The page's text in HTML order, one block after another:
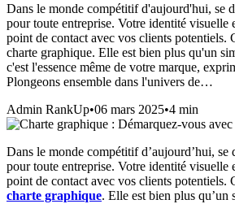
Dans le monde compétitif d'aujourd'hui, se
pour toute entreprise. Votre identité visuelle
point de contact avec vos clients potentiels.
charte graphique. Elle est bien plus qu'un
c'est l'essence même de votre marque,
Plongeons ensemble dans l'univers de…
Admin RankUp•06 mars 2025•4 min
Dans le monde compétitif d’aujourd’hui, se
pour toute entreprise. Votre identité visuelle
point de contact avec vos clients potentiels.
charte graphique. Elle est bien plus qu’un